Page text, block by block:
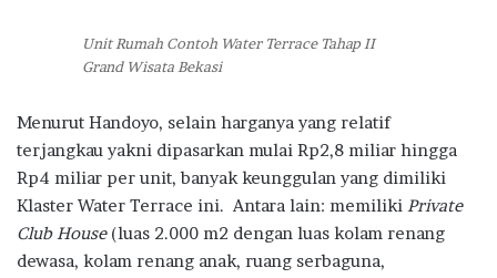
Unit Rumah Contoh Water Terrace Tahap II
Grand Wisata Bekasi
Menurut Handoyo, selain harganya yang relatif
terjangkau yakni dipasarkan mulai Rp2,8 miliar hingga
Rp4 miliar per unit, banyak keunggulan yang dimiliki
Klaster Water Terrace ini. Antara lain: memiliki Private
Club House(luas 2.000 m2 dengan luas kolam renang
dewasa, kolam renang anak, ruang serbaguna,